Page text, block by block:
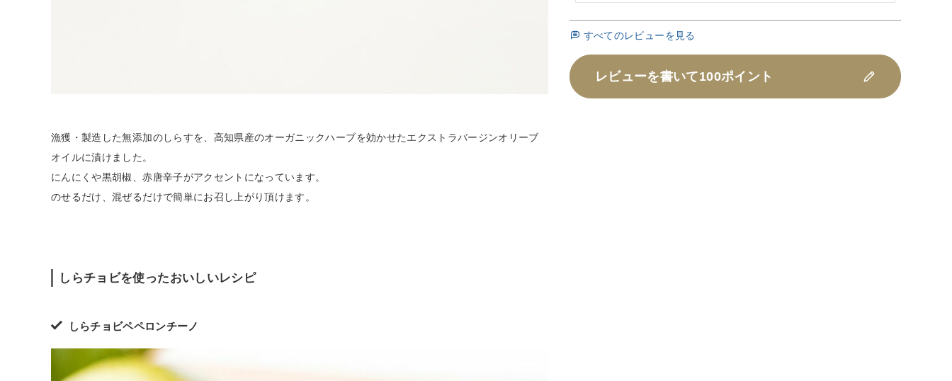
漁獲・製造した無添加のしらすを、高知県産のオーガニックハーブを効かせたエクストラバージンオリーブ
オイルに漬けました。
にんにくや黒胡椒、赤唐辛子がアクセントになっています。
のせるだけ、混ぜるだけで簡単にお召し上がり頂けます。
しらチョビを使ったおいしいレシピ
しらチョビペペロンチーノ
すべてのレビューを見る
レビューを書いて100ポイント